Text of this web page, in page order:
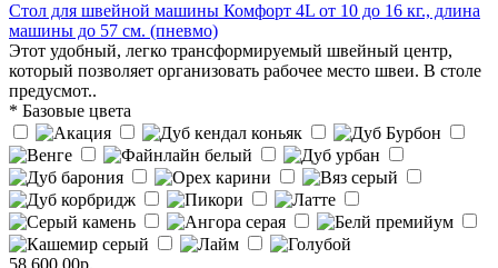
Стол для швейной машины Комфорт 4L от 10 до 16 кг., длина
машины до 57 см. (пневмо)
Этот удобный, легко трансформируемый швейный центр,
который позволяет организовать рабочее место швеи. В столе
предусмот..
* Базовые цвета